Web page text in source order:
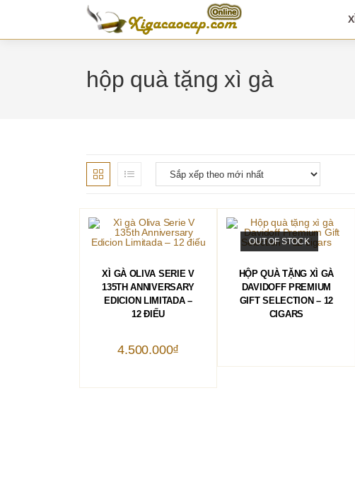
content
hộp quà tặng xì gà
THÊM VÀO GIỎ HÀNG
XÌ GÀ OLIVA SERIE V
135TH ANNIVERSARY
EDICION LIMITADA –
12 ĐIẾU
4.500.000₫
OUT OF STOCK
ĐỌC TIẾP
HỘP QUÀ TẶNG XÌ GÀ
DAVIDOFF PREMIUM
GIFT SELECTION – 12
CIGARS